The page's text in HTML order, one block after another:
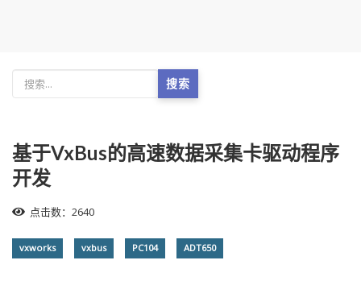
搜索
基于VxBus的高速数据采集卡驱动程序
开发
点击数：2640
vxworks vxbus PC104 ADT650